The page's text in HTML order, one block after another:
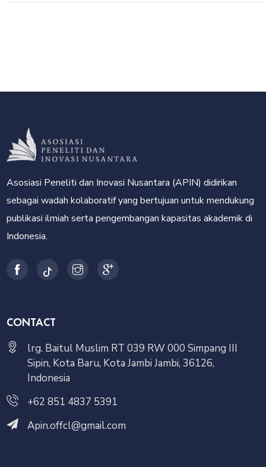
Asosiasi Peneliti dan Inovasi Nusantara (APIN) didirikan
sebagai wadah kolaboratif yang bertujuan untuk mendukung
publikasi ilmiah serta pengembangan kapasitas akademik di
Indonesia.
CONTACT
lrg. Baitul Muslim RT 039 RW 000 Simpang III
Sipin, Kota Baru, Kota Jambi Jambi, 36126,
Indonesia
+62 851 4837 5391
Apin.offcl@gmail.com